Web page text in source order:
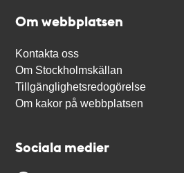
Om webbplatsen
Kontakta oss
Om Stockholmskällan
Tillgänglighetsredogörelse
Om kakor på webbplatsen
Sociala medier